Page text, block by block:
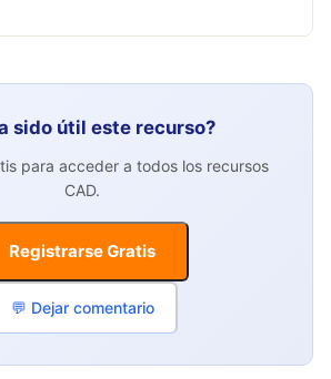
sido útil este recurso?
para acceder a todos los recursos
CAD.
Registrarse Gratis
💬 Dejar comentario